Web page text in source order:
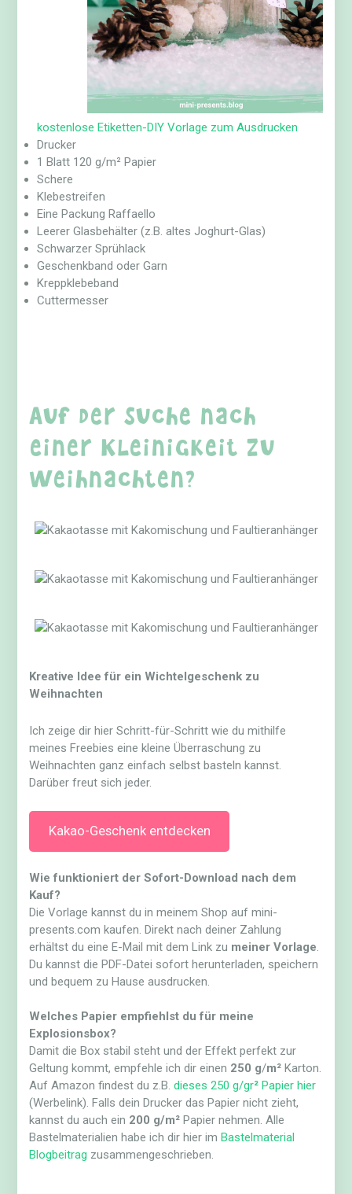
kostenlose Etiketten-DIY Vorlage zum Ausdrucken
Drucker
1 Blatt 120 g/m² Papier
Schere
Klebestreifen
Eine Packung Raffaello
Leerer Glasbehälter (z.B. altes Joghurt-Glas)
Schwarzer Sprühlack
Geschenkband oder Garn
Kreppklebeband
Cuttermesser
Auf der Suche nach
einer Kleinigkeit zu
Weihnachten?
Kreative Idee für ein Wichtelgeschenk zu
Weihnachten
Ich zeige dir hier Schritt-für-Schritt wie du mithilfe
meines Freebies eine kleine Überraschung zu
Weihnachten ganz einfach selbst basteln kannst.
Darüber freut sich jeder.
Kakao-Geschenk entdecken
Wie funktioniert der Sofort-Download nach dem
Kauf?
Die Vorlage kannst du in meinem Shop auf mini-
presents.com kaufen. Direkt nach deiner Zahlung
erhältst du eine E-Mail mit dem Link zu meiner Vorlage
Du kannst die PDF-Datei sofort herunterladen, speichern
und bequem zu Hause ausdrucken.
Welches Papier empfiehlst du für meine
Explosionsbox?
Damit die Box stabil steht und der Effekt perfekt zur
Geltung kommt, empfehle ich dir einen 250 g/m² Karton.
Auf Amazon findest du z.B.dieses 250 g/gr² Papier hier
(Werbelink). Falls dein Drucker das Papier nicht zieht,
kannst du auch ein 200 g/m² Papier nehmen. Alle
Bastelmaterialien habe ich dir hier imBastelmaterial
Blogbeitrag zusammengeschrieben.